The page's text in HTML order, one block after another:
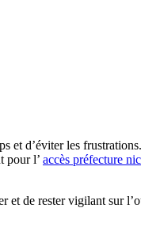
et d’éviter les frustrations.
pour l’ accès préfecture
et de rester vigilant sur